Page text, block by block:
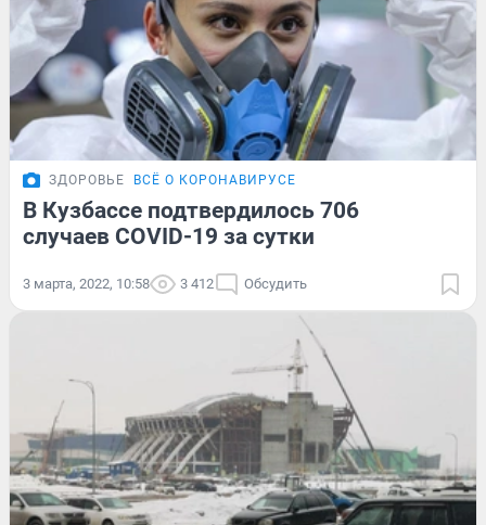
ЗДОРОВЬЕ ВСЁ О КОРОНАВИРУСЕ
В Кузбассе подтвердилось 706
случаев COVID-19 за сутки
3 марта, 2022, 10:58 3 412 Обсудить